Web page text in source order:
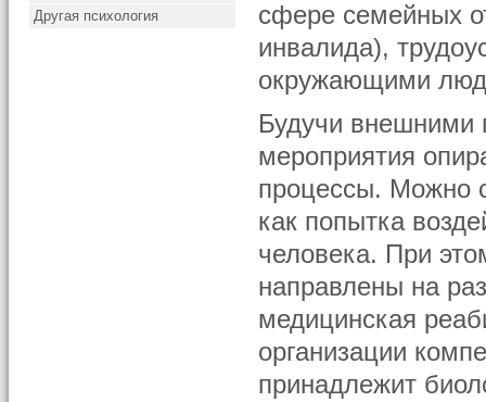
Другая психология
сфере семейных
инвалида),
окружающими
Будучи внешними
мероприятия
процессы. Можно
как попытка
человека. При
направлены на
медицинская
организации
принадлежит